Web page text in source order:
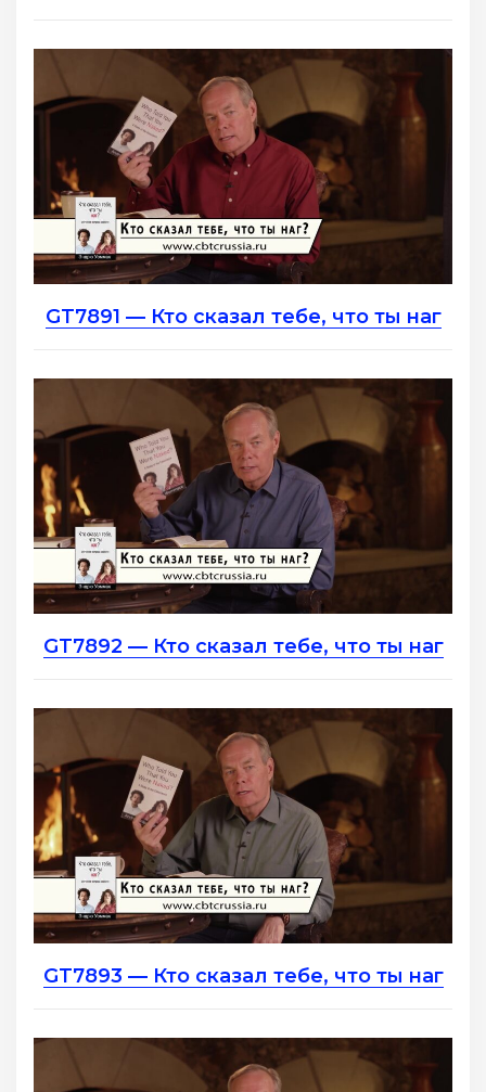
GT7891 — Кто сказал тебе, что ты наг
GT7892 — Кто сказал тебе, что ты наг
GT7893 — Кто сказал тебе, что ты наг